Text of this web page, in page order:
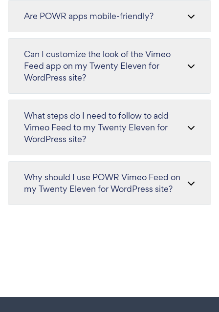
Are POWR apps mobile-friendly?
Can I customize the look of the Vimeo
Feed app on my Twenty Eleven for
WordPress site?
What steps do I need to follow to add
Vimeo Feed to my Twenty Eleven for
WordPress site?
Why should I use POWR Vimeo Feed on
my Twenty Eleven for WordPress site?